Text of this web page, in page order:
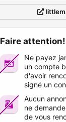
Faire attention!
Ne payez
un compte
d'avoir
signé un
Aucun
ne
de vous